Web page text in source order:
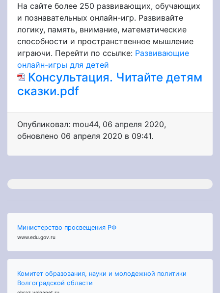
На сайте более 250 развивающих, обучающих
и познавательных онлайн-игр. Развивайте
логику, память, внимание, математические
способности и пространственное мышление
играючи. Перейти по ссылке: Развивающие
онлайн-игры для детей
Консультация. Читайте детям
сказки.pdf
Опубликовал: mou44, 06 апреля 2020,
обновлено 06 апреля 2020 в 09:41.
Министерство просвещения РФ
www.edu.gov.ru
Комитет образования, науки и молодежной политики
Волгоградской области